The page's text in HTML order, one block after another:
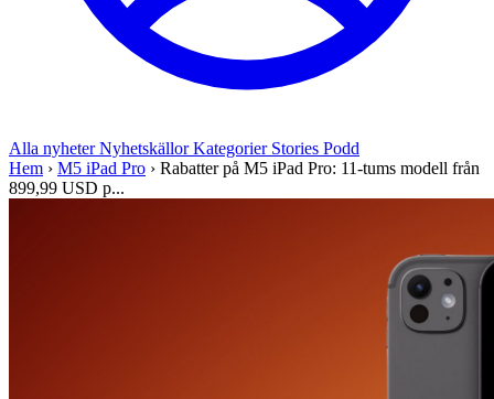
Alla nyheterNyhetskällorKategorier Stories Podd
Hem › M5 iPad Pro › Rabatter på M5 iPad Pro: 11-tums modell från
899,99 USD p...